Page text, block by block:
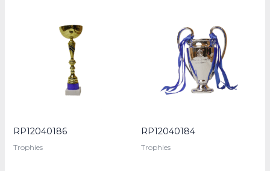
RP12040186
Trophies
RP12040184
Trophies